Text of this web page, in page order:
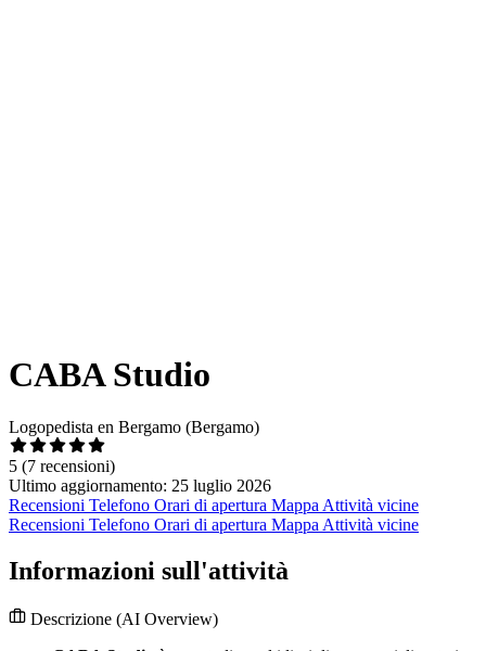
CABA Studio
Logopedista en Bergamo (Bergamo)
5 (7 recensioni)
Ultimo aggiornamento: 25 luglio 2026
Recensioni Telefono Orari di apertura Mappa Attività vicine
Recensioni Telefono Orari di apertura Mappa Attività vicine
Informazioni sull'attività
Descrizione (AI Overview)